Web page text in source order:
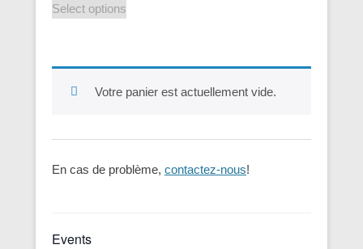
Select options
Votre panier est actuellement vide.
En cas de problème, contactez-nous!
Events